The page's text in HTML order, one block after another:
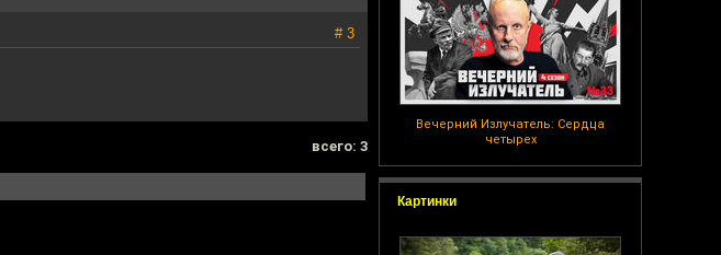
Вечерний Излучатель: Сердца
четырех
Картинки
# 3
всего: 3